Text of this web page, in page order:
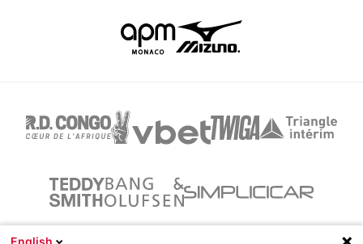
English